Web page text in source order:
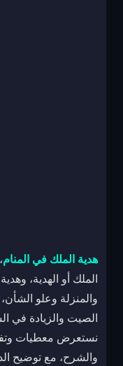
هدية الملك في المنام
الملك أو الهدية،
والمنزلة وعلو
الصيت والزيادة في
نستعرض معطيات
والشرح، مع توضيح